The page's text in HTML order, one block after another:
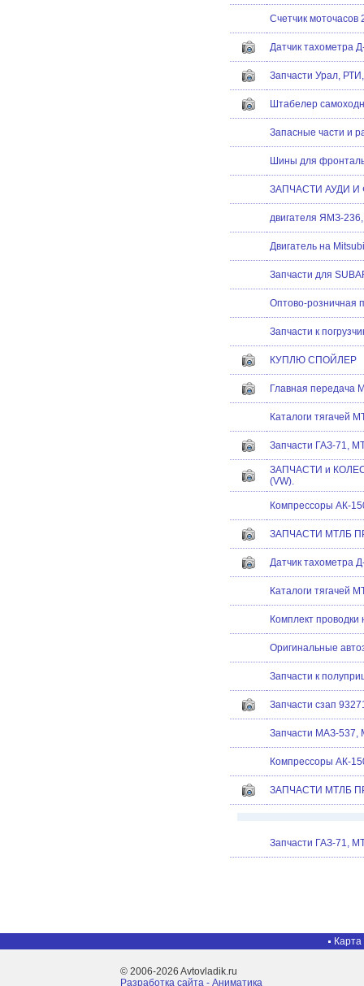
Счетчик
Датчик тахометра
Запчасти Урал,
Штабелер
Запасные части и
Шины для
ЗАПЧАСТИ АУДИ
двигателя ЯМЗ-
Двигатель на
Запчасти для
Оптово-розничная
Запчасти к
КУПЛЮ СПОЙЛЕР
Главная передача
Каталоги тягачей
Запчасти ГАЗ-71,
ЗАПЧАСТИ и
(VW).
Компрессоры АК-
ЗАПЧАСТИ МТЛБ
Датчик тахометра
Каталоги тягачей
Комплект проводки
Оригинальные
Запчасти к
Запчасти сзап
Запчасти МАЗ-537,
Компрессоры АК-
ЗАПЧАСТИ МТЛБ
Запчасти ГАЗ-71,
Карта
© 2006-2026 Avtovladik.ru
Разработка сайта - Aниматика